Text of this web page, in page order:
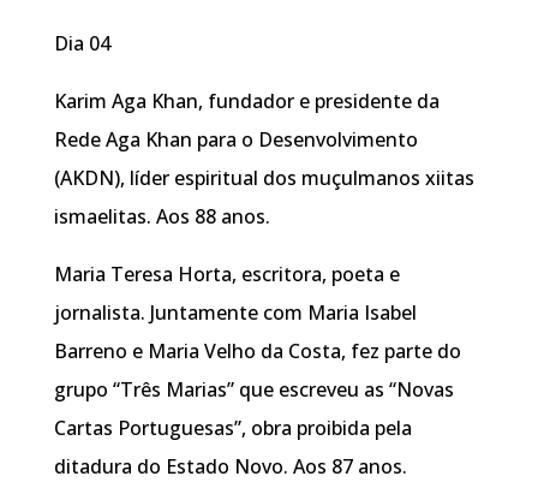
Dia 04
Karim Aga Khan, fundador e presidente da
Rede Aga Khan para o Desenvolvimento
(AKDN), líder espiritual dos muçulmanos xiitas
ismaelitas. Aos 88 anos.
Maria Teresa Horta, escritora, poeta e
jornalista. Juntamente com Maria Isabel
Barreno e Maria Velho da Costa, fez parte do
grupo “Três Marias” que escreveu as “Novas
Cartas Portuguesas”, obra proibida pela
ditadura do Estado Novo. Aos 87 anos.